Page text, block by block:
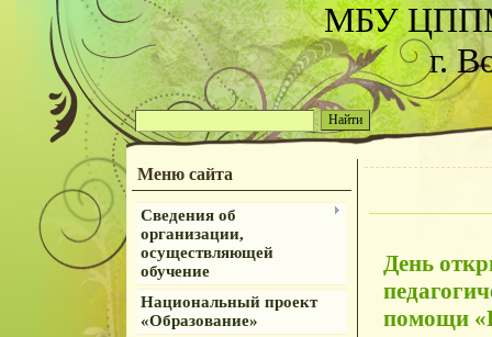
МБУ
г.
Меню сайта
Сведения об
организации,
осуществляющей
обучение
Национальный проект
«Образование»
День
помощи